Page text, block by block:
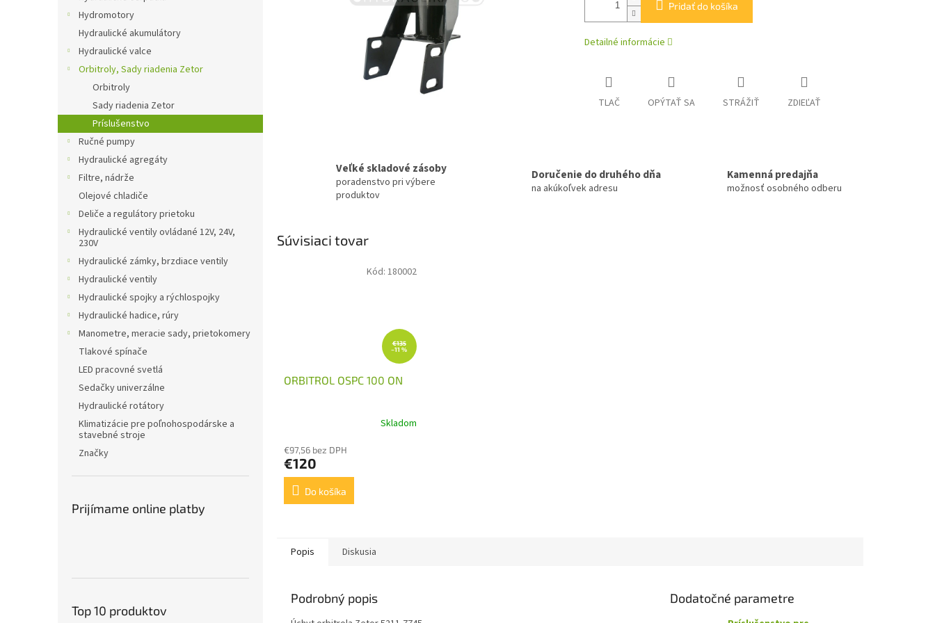
Hydromotory
Hydraulické akumulátory
Hydraulické valce
Orbitroly, Sady riadenia Zetor
Orbitroly
Sady riadenia Zetor
Príslušenstvo
Ručné pumpy
Hydraulické agregáty
Filtre, nádrže
Olejové chladiče
Deliče a regulátory prietoku
Hydraulické ventily ovládané 12V, 24V,
230V
Hydraulické zámky, brzdiace ventily
Hydraulické ventily
Hydraulické spojky a rýchlospojky
Hydraulické hadice, rúry
Manometre, meracie sady, prietokomery
Tlakové spínače
LED pracovné svetlá
Sedačky univerzálne
Hydraulické rotátory
Klimatizácie pre poľnohospodárske a
stavebné stroje
Značky
Prijímame online platby
Top 10 produktov
Pridať do košíka
Detailné informácie
TLAČ OPÝTAŤ SA STRÁŽIŤ ZDIEĽAŤ
Veľké skladové zásoby
poradenstvo pri výbere
produktov
Doručenie do druhého dňa
na akúkoľvek adresu
Kamenná predajňa
možnosť osobného odberu
Súvisiaci tovar
€135
–11 %
ORBITROL OSPC 100 ON
Skladom
€97,56 bez DPH
€120
Do košíka
Kód: 180002
Popis Diskusia
Podrobný popis Dodatočné parametre